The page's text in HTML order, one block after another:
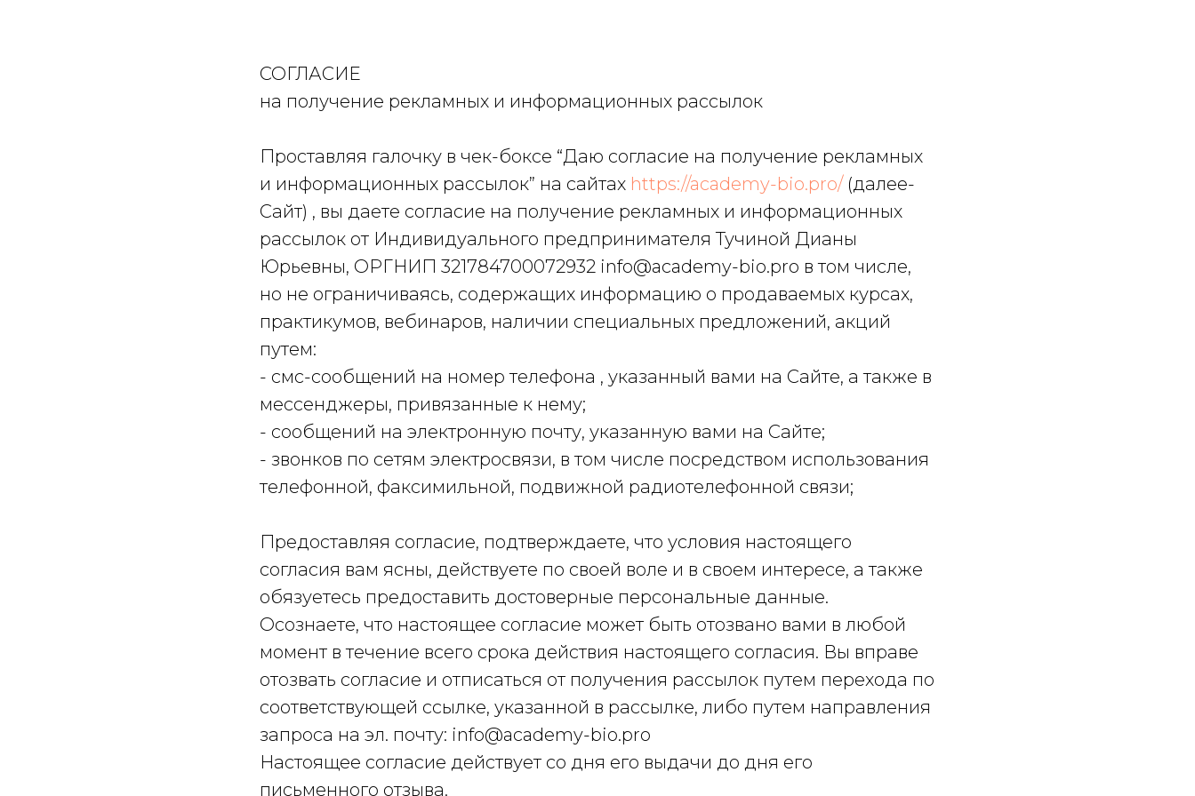
СОГЛАСИЕ
на получение рекламных и информационных рассылок
Проставляя галочку в чек-боксе “Даю согласие на получение рекламных
и информационных рассылок” на сайтах https://academy-bio.pro/(далее-
Сайт) , вы даете согласие на получение рекламных и информационных
рассылок от Индивидуального предпринимателя Тучиной Дианы
Юрьевны, ОРГНИП 321784700072932 info@academy-bio.pro в том числе,
но не ограничиваясь, содержащих информацию о продаваемых курсах,
практикумов, вебинаров, наличии специальных предложений, акций
путем:
- смс-сообщений на номер телефона , указанный вами на Сайте, а также в
мессенджеры, привязанные к нему;
- сообщений на электронную почту, указанную вами на Сайте;
- звонков по сетям электросвязи, в том числе посредством использования
телефонной, факсимильной, подвижной радиотелефонной связи;
Предоставляя согласие, подтверждаете, что условия настоящего
согласия вам ясны, действуете по своей воле и в своем интересе, а также
обязуетесь предоставить достоверные персональные данные.
Осознаете, что настоящее согласие может быть отозвано вами в любой
момент в течение всего срока действия настоящего согласия. Вы вправе
отозвать согласие и отписаться от получения рассылок путем перехода по
соответствующей ссылке, указанной в рассылке, либо путем направления
запроса на эл. почту: info@academy-bio.pro
Настоящее согласие действует со дня его выдачи до дня его
письменного отзыва.